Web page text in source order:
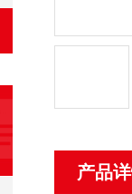
产品